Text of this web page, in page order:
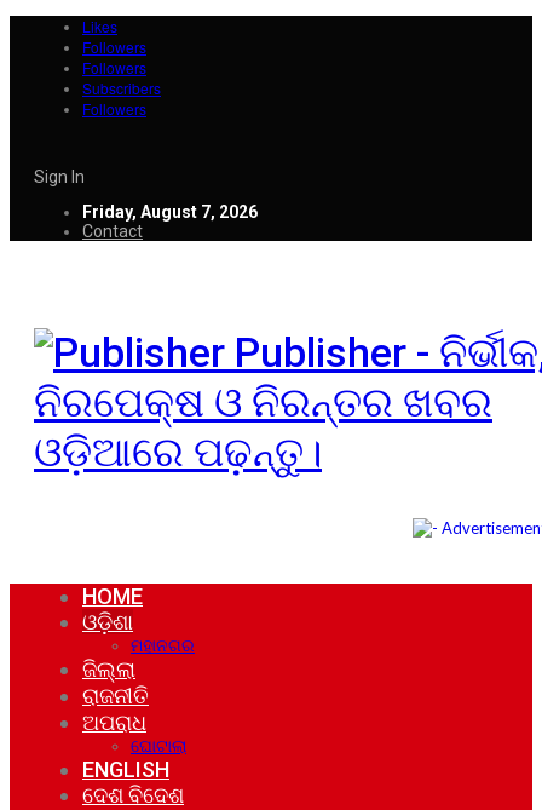
Likes
Followers
Followers
Subscribers
Followers
Sign In
Friday, August 7, 2026
Contact
Publisher -
ନିରପେକ୍ଷ ଓ ନିରନ୍ତର ଖବର
ଓଡ଼ିଆରେ ପଢ଼ନ୍ତୁ।
HOME
ଓଡ଼ିଶା
ମହାନଗର
ଜିଲ୍ଲା
ରାଜନୀତି
ଅପରାଧ
ଘୋଟାଲା
ENGLISH
ଦେଶ ବିଦେଶ